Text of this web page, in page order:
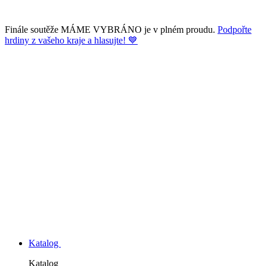
Finále soutěže MÁME VYBRÁNO je v plném proudu. Podpořte
hrdiny z vašeho kraje a hlasujte! 💙
Katalog
Katalog